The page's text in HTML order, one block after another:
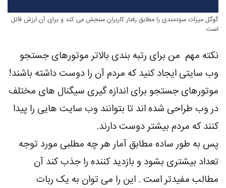
گوگل میزات سودمندی را مطابق رفتار کاربران سنجش می کند و برای آن ارزش قائل
است
نکته مهم من برای رتبه بندی بالاتر موتورهای جستجو
وب سایتی ایجاد کنید که مردم آن را دوست داشته باشند!
موتورهای جستجو برای اندازه گیری سیگنال های مختلف
در وب طراحی شده اند تا بتوانند وب سایت هایی را پیدا
کنند که مردم بیشتر دوست دارند.
پس به طور ساده مطابق آمار هر چه مطلبی مورد توجه
تعداد بیشتری بشود و بازدید کننده را جذب کند آن
مطالب مفیدتر است . این را می توان به یک ربات